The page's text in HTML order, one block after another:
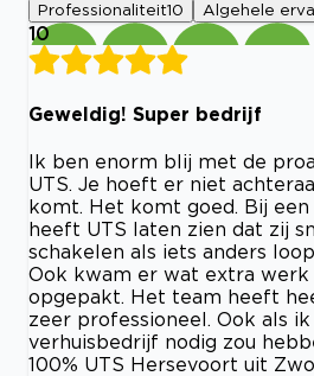
Professionaliteit10 Algehele
10
Geweldig! Super bedrijf
Ik ben enorm blij met de
UTS. Je hoeft er niet
komt. Het komt goed. Bij
heeft UTS laten zien dat zij
schakelen als iets anders
Ook kwam er wat extra
opgepakt. Het team heeft
zeer professioneel. Ook als
verhuisbedrijf nodig zou
100% UTS Hersevoort uit